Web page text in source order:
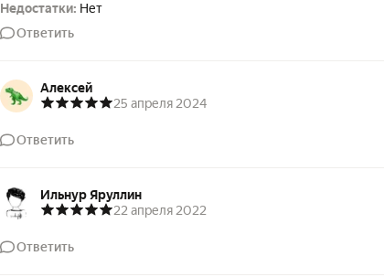
Недостатки: Нет
Ответить
Алексей
25 апреля 2024
Ответить
Ильнур Яруллин
22 апреля 2022
Ответить